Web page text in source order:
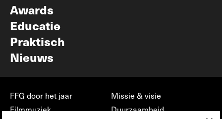
Awards
Educatie
Praktisch
Nieuws
FFG door het jaar
Filmmuziek
Missie & visie
Duurzaamheid